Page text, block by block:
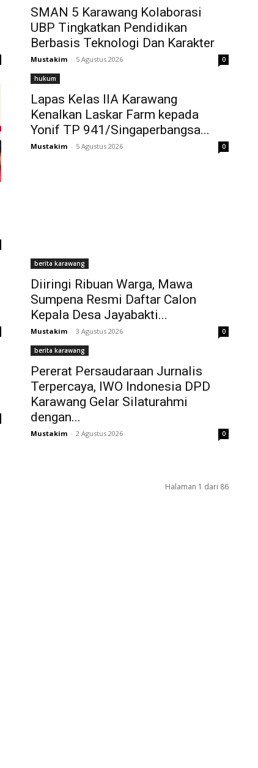
SMAN 5 Karawang Kolaborasi
UBP Tingkatkan Pendidikan
Berbasis Teknologi Dan Karakter
Mustakim - 5 Agustus 2026 0
hukum
Lapas Kelas IIA Karawang
Kenalkan Laskar Farm kepada
Yonif TP 941/Singaperbangsa...
Mustakim - 5 Agustus 2026 0
berita karawang
Diiringi Ribuan Warga, Mawa
Sumpena Resmi Daftar Calon
Kepala Desa Jayabakti...
Mustakim - 3 Agustus 2026 0
berita karawang
Pererat Persaudaraan Jurnalis
Terpercaya, IWO Indonesia DPD
Karawang Gelar Silaturahmi
dengan...
Mustakim - 2 Agustus 2026 0
Halaman 1 dari 86